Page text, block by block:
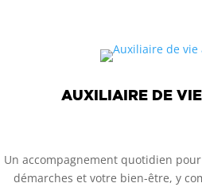
AUXILIAIRE DE
Un accompagnement quotidien
démarches et votre bien-être, y